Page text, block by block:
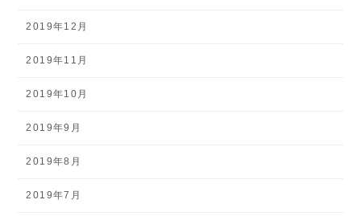
2019年12月
2019年11月
2019年10月
2019年9月
2019年8月
2019年7月